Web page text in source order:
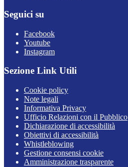
Seguici su
Facebook
Youtube
Instagram
Sezione Link Utili
Cookie policy
Note legali
Informativa Privacy
Ufficio Relazioni con il Pubblico
Dichiarazione di accessibilità
Obiettivi di accessibilità
Whistleblowing
Gestione consensi cookie
Amministrazione trasparente